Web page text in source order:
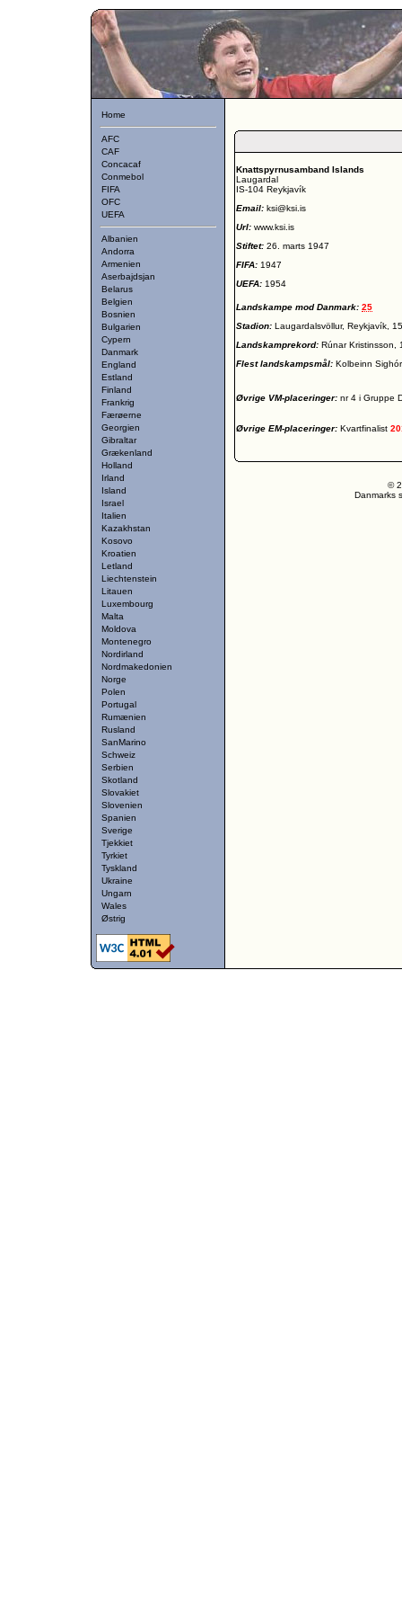
Home
AFC
CAF
Concacaf
Conmebol
FIFA
OFC
UEFA
Albanien
Andorra
Armenien
Aserbajdsjan
Belarus
Belgien
Bosnien
Bulgarien
Cypern
Danmark
England
Estland
Finland
Frankrig
Færøerne
Georgien
Gibraltar
Grækenland
Holland
Irland
Island
Israel
Italien
Kazakhstan
Kosovo
Kroatien
Letland
Liechtenstein
Litauen
Luxembourg
Malta
Moldova
Montenegro
Nordirland
Nordmakedonien
Norge
Polen
Portugal
Rumænien
Rusland
SanMarino
Schweiz
Serbien
Skotland
Slovakiet
Slovenien
Spanien
Sverige
Tjekkiet
Tyrkiet
Tyskland
Ukraine
Ungarn
Wales
Østrig
Knattspyrnusamband Islands
Laugardal
IS-104 Reykjavík
Email: ksi@ksi.is
Url: www.ksi.is
Stiftet: 26. marts 1947
FIFA: 1947
UEFA: 1954
Landskampe mod Danmark: 25
Stadion: Laugardalsvöllur, Reykjavík,
Landskamprekord: Rúnar Kristinsson,
Flest landskampsmål: Kolbeinn
Øvrige VM-placeringer: nr 4 i Gruppe
Øvrige EM-placeringer: Kvartfinalist
©
Danmarks